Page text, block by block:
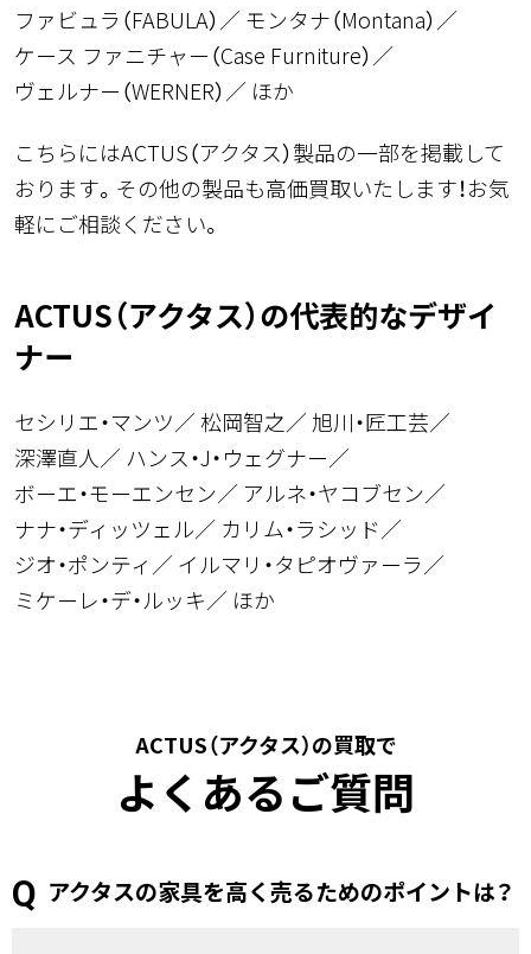
ファビュラ（FABULA）
モンタナ（Montana）
ケース ファニチャー（Case Furniture）
ヴェルナー（WERNER）
ほか
こちらにはACTUS（アクタス）製品の一部を掲載して
おります。その他の製品も高価買取いたします！お気
軽にご相談ください。
ACTUS（アクタス）の代表的なデザイ
ナー
セシリエ・マンツ 松岡智之
旭川・匠工芸
深澤直人
ハンス・J・ウェグナー
ボーエ・モーエンセン
アルネ・ヤコブセン
ナナ・ディッツェル
カリム・ラシッド
ジオ・ポンティ
イルマリ・タピオヴァーラ
ミケーレ・デ・ルッキ
ほか
ACTUS（アクタス）の買取で
よくあるご質問
アクタスの家具を高く売るためのポイントは？